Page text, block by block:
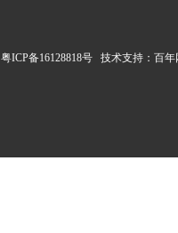
粤ICP备16128818号 技术支持： 百年